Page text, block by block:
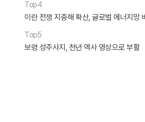
Top4
이란 전쟁 지중해 확산, 글로벌 에너지망
Top5
보령 성주사지, 천년 역사 영상으로 부활